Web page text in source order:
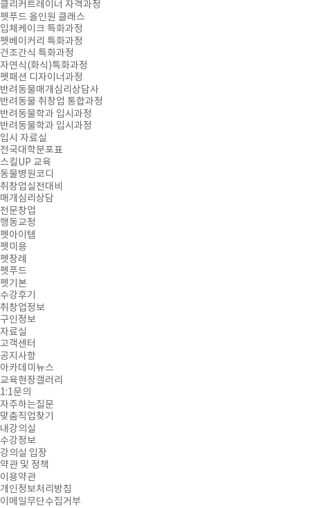
클리커트레이너 자격과정
펫푸드 올인원 클래스
입체케이크 특화과정
펫베이커리 특화과정
건조간식 특화과정
자연식(화식)특화과정
펫패션 디자이너과정
반려동물매개심리상담사
반려동물 취창업 통합과정
반려동물학과 입시과정
반려동물학과 입시과정
입시 자료실
전국대학분포표
스킬UP 교육
동물병원코디
취창업실전대비
매개심리상담
전문창업
행동교정
펫아이템
펫미용
펫장례
펫푸드
펫기본
수강후기
취창업정보
구인정보
자료실
고객센터
공지사항
아카데미뉴스
교육현장갤러리
1:1문의
자주하는질문
맞춤직업찾기
내강의실
수강정보
강의실 입장
약관 및 정책
이용약관
개인정보처리방침
이메일무단수집거부